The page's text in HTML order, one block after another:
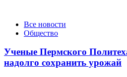
КатегорииВсе новости
Общество
Ученые Пермского
надолго сохранить урожай